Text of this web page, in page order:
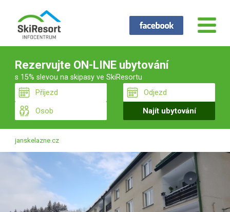
Rezervujte ON-LINE ubytování
s 15% slevou na skipasy ve SkiResortu
janskelazne.cz